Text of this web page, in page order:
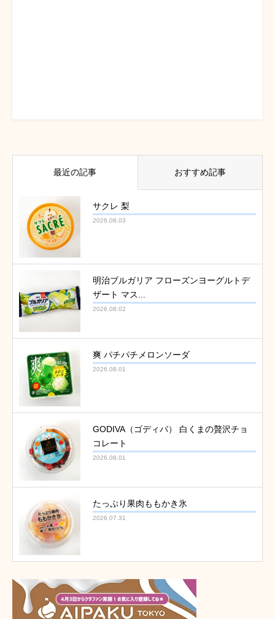
最近の記事 おすすめ記事
サクレ 梨
2026.08.03
明治ブルガリア フローズンヨーグルトデ
ザート マス...
2026.08.02
爽 パチパチメロンソーダ
2026.08.01
GODIVA（ゴディバ） 白くまの贅沢チョ
コレート
2026.08.01
たっぷり果肉ももかき氷
2026.07.31